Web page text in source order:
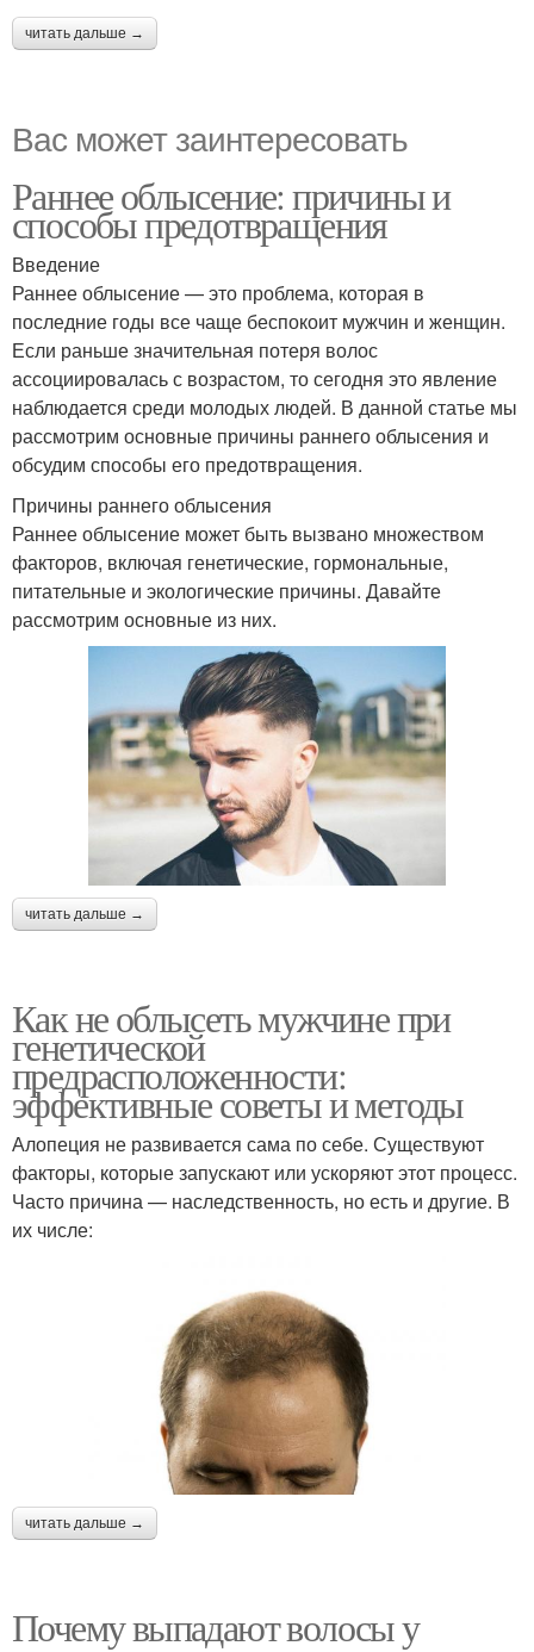
читать дальше →
Вас может заинтересовать
Раннее облысение: причины и
способы предотвращения
Введение
Раннее облысение — это проблема, которая в
последние годы все чаще беспокоит мужчин и женщин.
Если раньше значительная потеря волос
ассоциировалась с возрастом, то сегодня это явление
наблюдается среди молодых людей. В данной статье мы
рассмотрим основные причины раннего облысения и
обсудим способы его предотвращения.
Причины раннего облысения
Раннее облысение может быть вызвано множеством
факторов, включая генетические, гормональные,
питательные и экологические причины. Давайте
рассмотрим основные из них.
читать дальше →
Как не облысеть мужчине при
генетической
предрасположенности:
эффективные советы и методы
Алопеция не развивается сама по себе. Существуют
факторы, которые запускают или ускоряют этот процесс.
Часто причина — наследственность, но есть и другие. В
их числе:
читать дальше →
Почему выпадают волосы у